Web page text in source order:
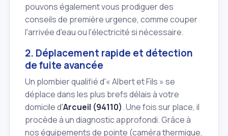
pouvons également vous prodiguer des
conseils de première urgence, comme couper
l'arrivée d'eau ou l'électricité si nécessaire.
2. Déplacement rapide et détection
de fuite avancée
Un plombier qualifié d'« Albert et Fils » se
déplace dans les plus brefs délais à votre
domicile d'Arcueil (94110). Une fois sur place, il
procède à un diagnostic approfondi. Grâce à
nos équipements de pointe (caméra thermique,